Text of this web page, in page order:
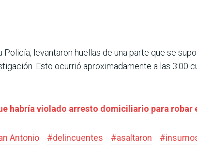
Policía, levantaron huellas de una parte que se
Esto ocurrió aproximadamente a las 3:00
habría violado arresto domiciliario para robar
Antonio #delincuentes #asaltaron #